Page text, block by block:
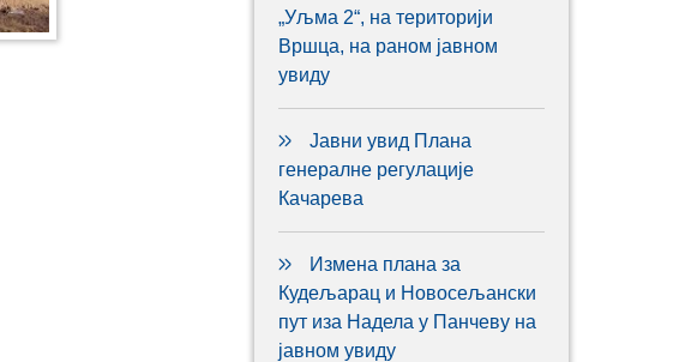
„Уљма 2“, на територији
Вршца, на раном јавном
увиду
Јавни увид Плана
генералне регулације
Качарева
Измена плана за
Кудељарац и Новосељански
пут иза Надела у Панчеву на
јавном увиду